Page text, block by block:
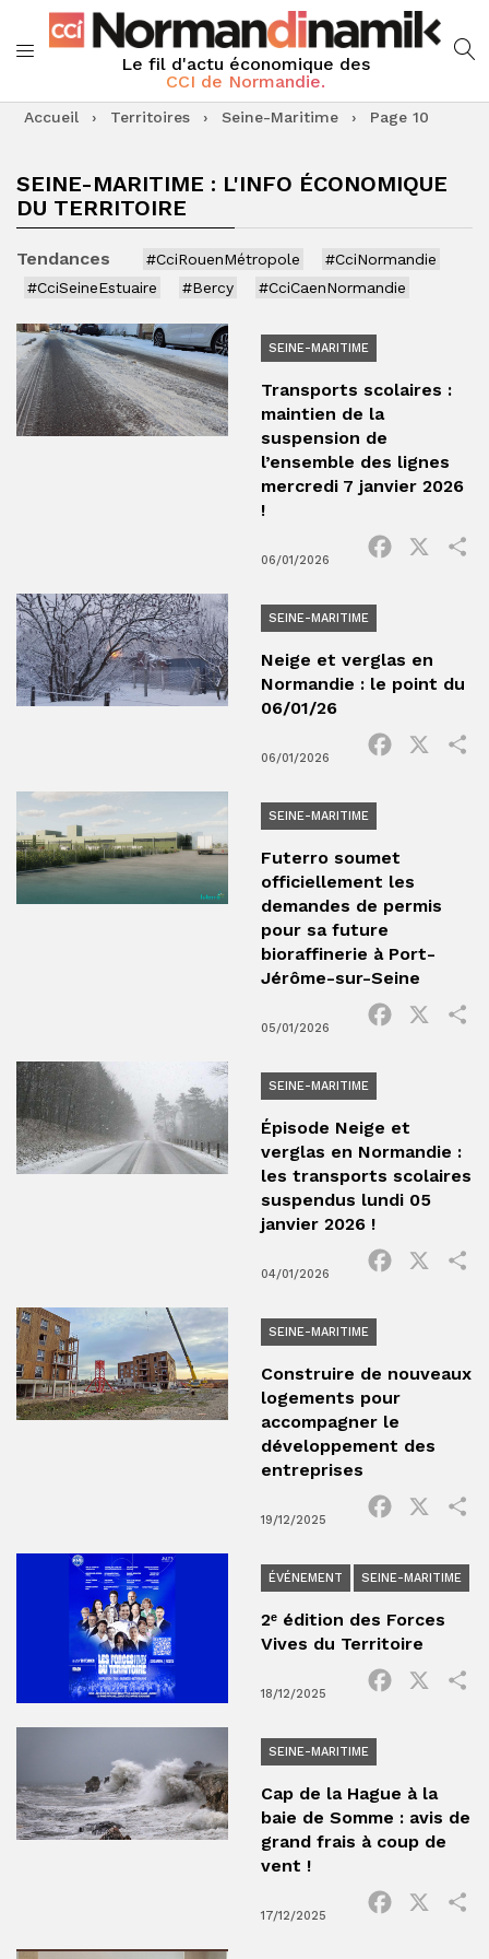
Le fil d'actu économique des
CCI de Normandie.
Accueil › Territoires › Seine-Maritime › Page 10
SEINE-MARITIME : L'INFO ÉCONOMIQUE
DU TERRITOIRE
Tendances #CciRouenMétropole
#CciNormandie
#CciSeineEstuaire
#Bercy #CciCaenNormandie
SEINE-MARITIME
Transports scolaires :
maintien de la
suspension de
l’ensemble des lignes
mercredi 7 janvier 2026
!
06/01/2026
Facebook
SEINE-MARITIME
Neige et verglas en
Normandie : le point du
06/01/26
06/01/2026
Facebook
SEINE-MARITIME
Futerro soumet
officiellement les
demandes de permis
pour sa future
bioraffinerie à Port-
Jérôme-sur-Seine
05/01/2026
Facebook
SEINE-MARITIME
Épisode Neige et
verglas en Normandie :
les transports scolaires
suspendus lundi 05
janvier 2026 !
04/01/2026
Facebook
SEINE-MARITIME
Construire de nouveaux
logements pour
accompagner le
développement des
entreprises
19/12/2025
Facebook
ÉVÉNEMENT SEINE-MARITIME
2ᵉ édition des Forces
Vives du Territoire
18/12/2025
Facebook
SEINE-MARITIME
Cap de la Hague à la
baie de Somme : avis de
grand frais à coup de
vent !
17/12/2025
Facebook